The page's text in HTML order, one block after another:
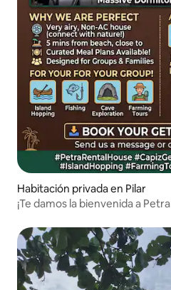
Habitación privada en Pilar
¡Te damos la bienvenida a